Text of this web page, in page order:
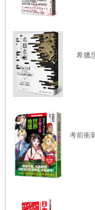
四十歲以下白手起家最富有
奇異電器（GE Appliance
金，就算在全球經濟不景
產，才造成房市價格上揚。
中國統治世界》（
書。此外，我們也經常看到
浪潮主宰全球經濟」這一類
中國菁英將引領全球經濟的
同時，中國也使用其財富在
西方新聞媒體機構正面臨預
加碼，提高他們在倫敦和紐
希臘
考前衝